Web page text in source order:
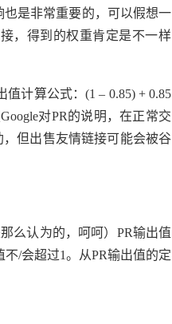
是非常重要的，可以假想一
，得到的权重肯定是不一样
计算公式：(1 – 0.85) + 0.85
对PR的说明，在正常交
但出售友情链接可能会被谷
么认为的，呵呵）PR输出值
不/会超过1。从PR输出值的定